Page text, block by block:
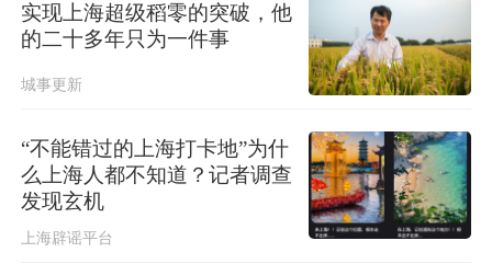
实现上海超级稻零的突破，他
的二十多年只为一件事
城事更新
“不能错过的上海打卡地”为什
么上海人都不知道？记者调查
发现玄机
上海辟谣平台